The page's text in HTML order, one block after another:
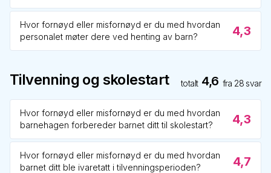
Hvor fornøyd eller misfornøyd er du med hvordan
personalet møter dere ved henting av barn?
4,3
Tilvenning og skolestart totalt 4,6 fra 28 svar
Hvor fornøyd eller misfornøyd er du med hvordan
barnehagen forbereder barnet ditt til skolestart?
4,3
Hvor fornøyd eller misfornøyd er du med hvordan
barnet ditt ble ivaretatt i tilvenningsperioden?
4,7